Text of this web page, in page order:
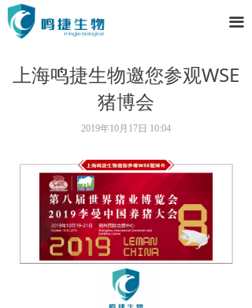
끀
上海鸣捷生物邀您参观WSE
猪博会
2019年10月17日 10:04